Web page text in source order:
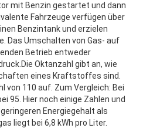
mit Benzin gestartet und dann
Fahrzeuge verfügen über
Benzintank und erzielen
Das Umschalten von Gas- auf
Betrieb entweder
Oktanzahl gibt an, wie
eines Kraftstoffes sind.
von 110 auf. Zum Vergleich: Bei
95. Hier noch einige Zahlen und
Energiegehalt als
liegt bei 6,8 kWh pro Liter.